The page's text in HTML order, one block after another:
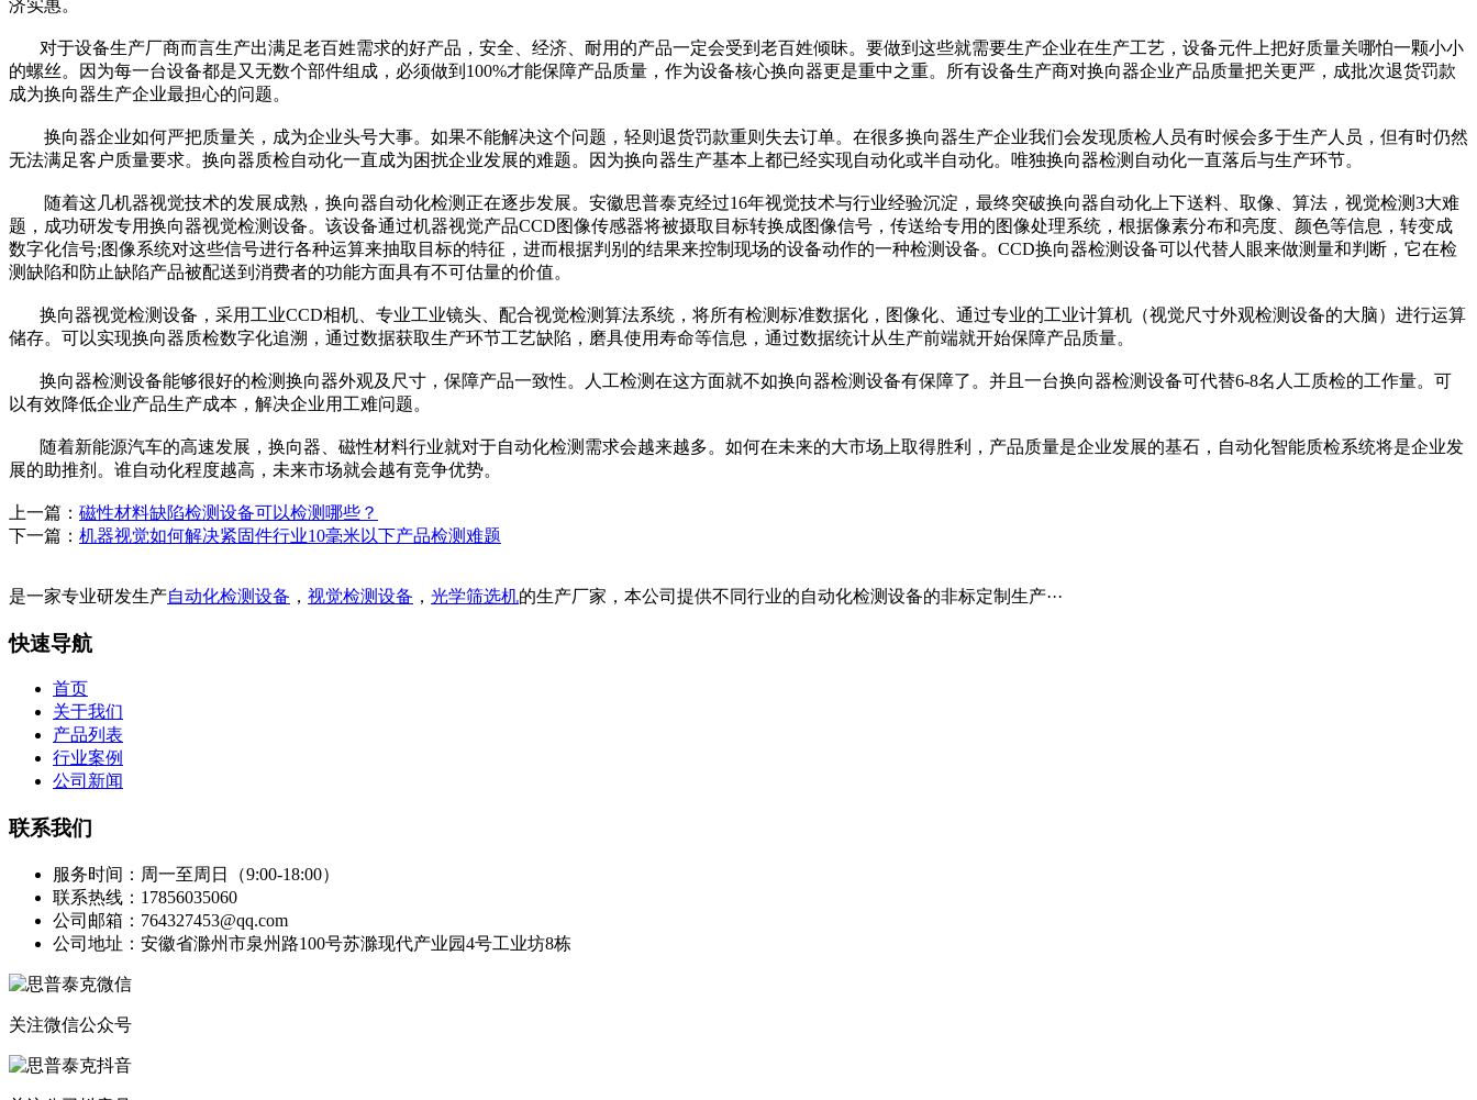
济实惠。
对于设备生产厂商而言生产出满足老百姓需求的好产品，安全、经济、耐用的产品一定会受到老百姓倾昧。要做到这些就需要生产企业在生产工艺，设备元件上把好质量关哪怕一颗小小
的螺丝。因为每一台设备都是又无数个部件组成，必须做到100%才能保障产品质量，作为设备核心换向器更是重中之重。所有设备生产商对换向器企业产品质量把关更严，成批次退货罚款
成为换向器生产企业最担心的问题。
换向器企业如何严把质量关，成为企业头号大事。如果不能解决这个问题，轻则退货罚款重则失去订单。在很多换向器生产企业我们会发现质检人员有时候会多于生产人员，但有时仍然
无法满足客户质量要求。换向器质检自动化一直成为困扰企业发展的难题。因为换向器生产基本上都已经实现自动化或半自动化。唯独换向器检测自动化一直落后与生产环节。
随着这几机器视觉技术的发展成熟，换向器自动化检测正在逐步发展。安徽思普泰克经过16年视觉技术与行业经验沉淀，最终突破换向器自动化上下送料、取像、算法，视觉检测3大难
题，成功研发专用换向器视觉检测设备。该设备通过机器视觉产品CCD图像传感器将被摄取目标转换成图像信号，传送给专用的图像处理系统，根据像素分布和亮度、颜色等信息，转变成
数字化信号;图像系统对这些信号进行各种运算来抽取目标的特征，进而根据判别的结果来控制现场的设备动作的一种检测设备。CCD换向器检测设备可以代替人眼来做测量和判断，它在检
测缺陷和防止缺陷产品被配送到消费者的功能方面具有不可估量的价值。
换向器视觉检测设备，采用工业CCD相机、专业工业镜头、配合视觉检测算法系统，将所有检测标准数据化，图像化、通过专业的工业计算机（视觉尺寸外观检测设备的大脑）进行运算
储存。可以实现换向器质检数字化追溯，通过数据获取生产环节工艺缺陷，磨具使用寿命等信息，通过数据统计从生产前端就开始保障产品质量。
换向器检测设备能够很好的检测换向器外观及尺寸，保障产品一致性。人工检测在这方面就不如换向器检测设备有保障了。并且一台换向器检测设备可代替6-8名人工质检的工作量。可
以有效降低企业产品生产成本，解决企业用工难问题。
随着新能源汽车的高速发展，换向器、磁性材料行业就对于自动化检测需求会越来越多。如何在未来的大市场上取得胜利，产品质量是企业发展的基石，自动化智能质检系统将是企业发
展的助推剂。谁自动化程度越高，未来市场就会越有竞争优势。
上一篇： 磁性材料缺陷检测设备可以检测哪些？
下一篇： 机器视觉如何解决紧固件行业10毫米以下产品检测难题
是一家专业研发生产自动化检测设备 ， 视觉检测设备 ， 光学筛选机的生产厂家，本公司提供不同行业的自动化检测设备的非标定制生产···
快速导航
首页
关于我们
产品列表
行业案例
公司新闻
联系我们
服务时间：周一至周日（9:00-18:00）
联系热线：17856035060
公司邮箱：764327453@qq.com
公司地址：安徽省滁州市泉州路100号苏滁现代产业园4号工业坊8栋
关注微信公众号